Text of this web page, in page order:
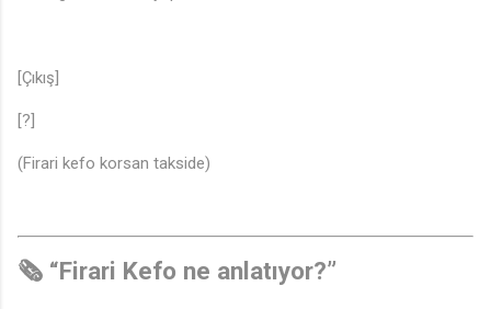
[Çıkış]
[?]
(Firari kefo korsan takside)
🗞️ “Firari Kefo ne anlatıyor?”